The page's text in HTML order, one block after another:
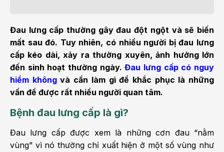
Đau lưng cấp thường gây đau đột ngột và sẽ biến
mất sau đó. Tuy nhiên, có nhiều người bị đau lưng
cấp kéo dài, xảy ra thường xuyên, ảnh hưởng lớn
đến sinh hoạt thường ngày.Đau lưng cấp có nguy
hiểm khôngvà cần làm gì để khắc phục là những
vấn đề được rất nhiều người quan tâm.
Bệnh đau lưng cấp là gì?
Đau lưng cấp được xem là những cơn đau “nằm
vùng” vì nó thường chỉ xuất hiện ở một số vùng như